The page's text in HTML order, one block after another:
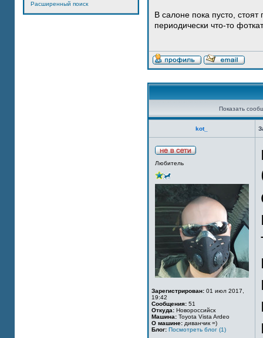
Расширенный поиск
В салоне пока пусто,
периодически что-то
Показать
kot_
Любитель
Зарегистрирован: 01 июл 2017,
19:42
Сообщения: 51
Откуда: Новороссийск
Машина: Toyota Vista Ardeo
О машине: диванчик =)
Блог: Посмотреть блог (1)